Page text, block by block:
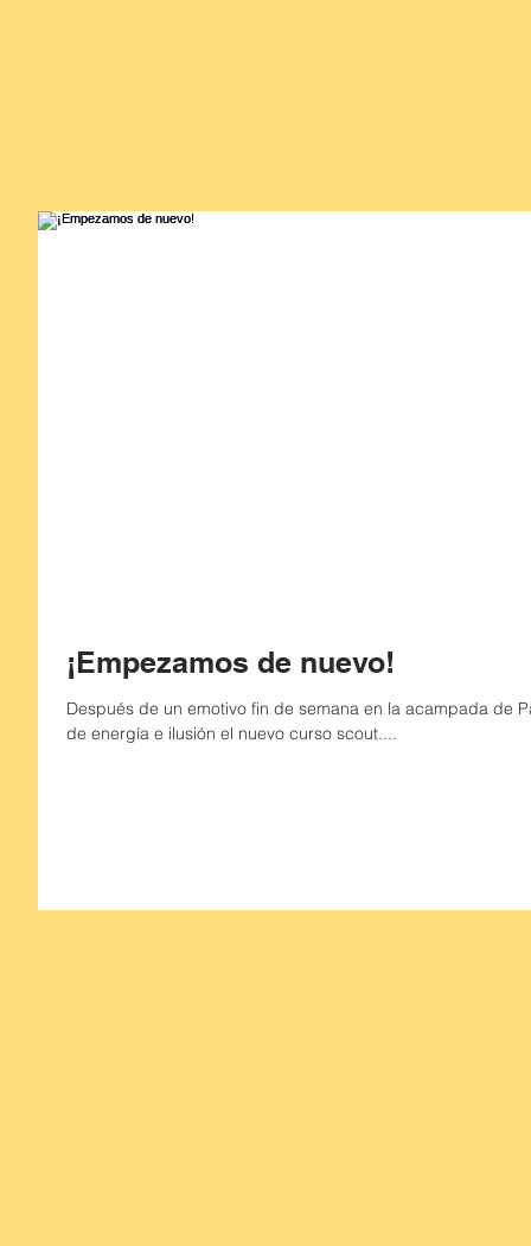
¡Empezamos de nuevo!
Después de un emotivo fin de semana en la acampada de
de energía e ilusión el nuevo curso scout....